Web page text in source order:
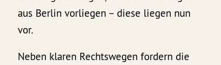
aus Berlin vorliegen – diese liegen nun
vor.
Neben klaren Rechtswegen fordern die